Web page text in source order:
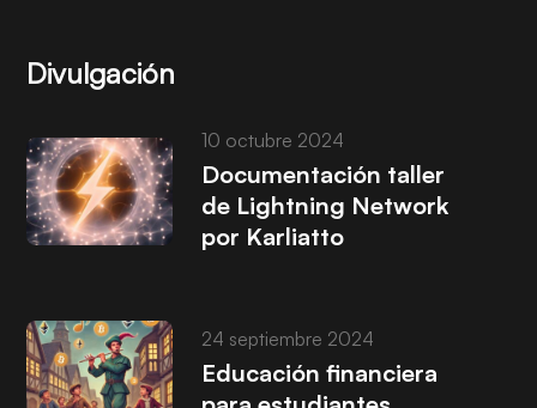
Divulgación
10 octubre 2024
Documentación taller
de Lightning Network
por Karliatto
24 septiembre 2024
Educación financiera